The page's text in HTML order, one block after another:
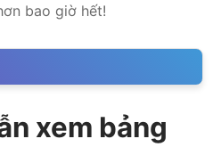
bao giờ hết!
xem bảng